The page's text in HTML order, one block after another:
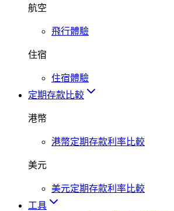
航空
飛行體驗
住宿
住宿體驗
定期存款比較
港幣
港幣定期存款利率比較
美元
美元定期存款利率比較
工具